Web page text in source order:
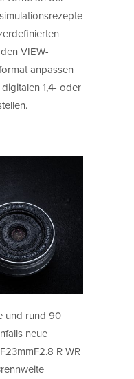
VIEW-
anpassen
1,4- oder
und rund 90
neue
R WR